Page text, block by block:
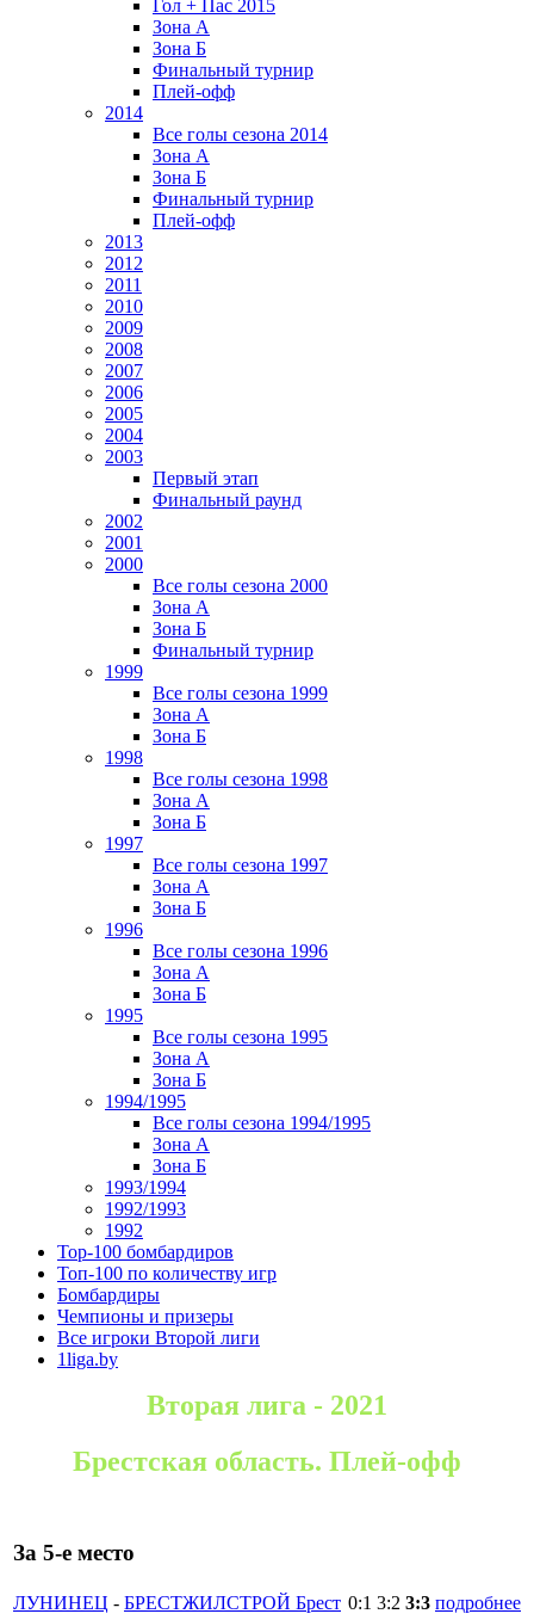
Гол + Пас 2015
Зона А
Зона Б
Финальный турнир
Плей-офф
2014
Все голы сезона 2014
Зона А
Зона Б
Финальный турнир
Плей-офф
2013
2012
2011
2010
2009
2008
2007
2006
2005
2004
2003
Первый этап
Финальный раунд
2002
2001
2000
Все голы сезона 2000
Зона А
Зона Б
Финальный турнир
1999
Все голы сезона 1999
Зона А
Зона Б
1998
Все голы сезона 1998
Зона А
Зона Б
1997
Все голы сезона 1997
Зона А
Зона Б
1996
Все голы сезона 1996
Зона А
Зона Б
1995
Все голы сезона 1995
Зона А
Зона Б
1994/1995
Все голы сезона 1994/1995
Зона А
Зона Б
1993/1994
1992/1993
1992
Top-100 бомбардиров
Топ-100 по количеству игр
Бомбардиры
Чемпионы и призеры
Все игроки Второй лиги
1liga.by
Вторая лига - 2021
Брестская область. Плей-офф
За 5-е место
ЛУНИНЕЦ - БРЕСТЖИЛСТРОЙ Брест 0:1 3:2 3:3 подробнее